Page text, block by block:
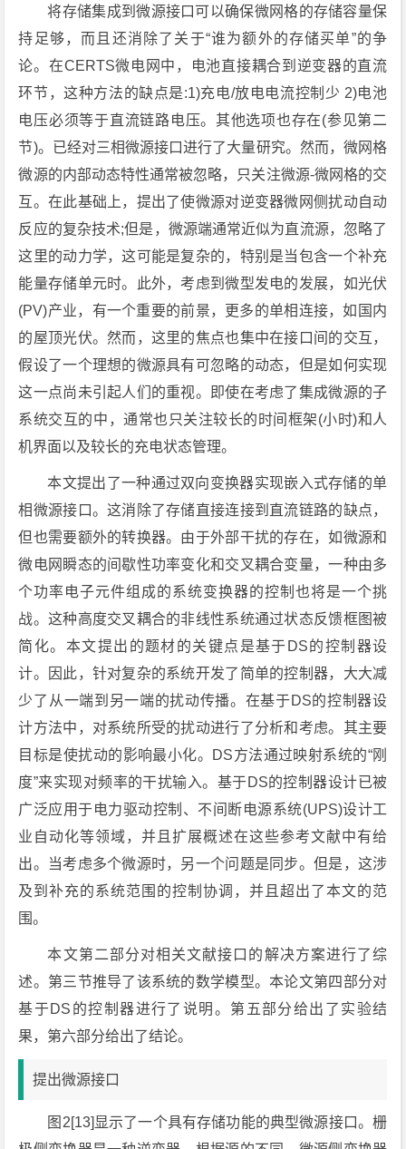
将存储集成到微源接口可以确保微网格的存储容量保
持足够，而且还消除了关于“谁为额外的存储买单”的争
论。在CERTS微电网中，电池直接耦合到逆变器的直流
环节，这种方法的缺点是:1)充电/放电电流控制少 2)电池
电压必须等于直流链路电压。其他选项也存在(参见第二
节)。已经对三相微源接口进行了大量研究。然而，微网格
微源的内部动态特性通常被忽略，只关注微源-微网格的交
互。在此基础上，提出了使微源对逆变器微网侧扰动自动
反应的复杂技术;但是，微源端通常近似为直流源，忽略了
这里的动力学，这可能是复杂的，特别是当包含一个补充
能量存储单元时。此外，考虑到微型发电的发展，如光伏
(PV)产业，有一个重要的前景，更多的单相连接，如国内
的屋顶光伏。然而，这里的焦点也集中在接口间的交互，
假设了一个理想的微源具有可忽略的动态，但是如何实现
这一点尚未引起人们的重视。即使在考虑了集成微源的子
系统交互的中，通常也只关注较长的时间框架(小时)和人
机界面以及较长的充电状态管理。
本文提出了一种通过双向变换器实现嵌入式存储的单
相微源接口。这消除了存储直接连接到直流链路的缺点，
但也需要额外的转换器。由于外部干扰的存在，如微源和
微电网瞬态的间歇性功率变化和交叉耦合变量，一种由多
个功率电子元件组成的系统变换器的控制也将是一个挑
战。这种高度交叉耦合的非线性系统通过状态反馈框图被
简化。本文提出的题材的关键点是基于DS的控制器设
计。因此，针对复杂的系统开发了简单的控制器，大大减
少了从一端到另一端的扰动传播。在基于DS的控制器设
计方法中，对系统所受的扰动进行了分析和考虑。其主要
目标是使扰动的影响最小化。DS方法通过映射系统的“刚
度”来实现对频率的干扰输入。基于DS的控制器设计已被
广泛应用于电力驱动控制、不间断电源系统(UPS)设计工
业自动化等领域，并且扩展概述在这些参考文献中有给
出。当考虑多个微源时，另一个问题是同步。但是，这涉
及到补充的系统范围的控制协调，并且超出了本文的范
围。
本文第二部分对相关文献接口的解决方案进行了综
述。第三节推导了该系统的数学模型。本论文第四部分对
基于DS的控制器进行了说明。第五部分给出了实验结
果，第六部分给出了结论。
提出微源接口
图2[13]显示了一个具有存储功能的典型微源接口。栅